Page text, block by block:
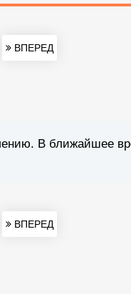
ВПЕРЕД
В ближайшее
ВПЕРЕД